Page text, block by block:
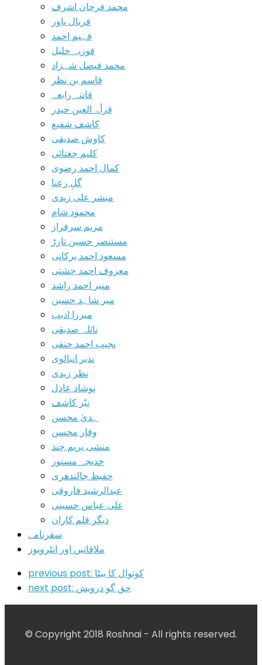
محمد فرحان اشرف
فریال یاور
فہیم احمد
فوزیہ خلیل
محمد فیصل شہزاد
قاسم بن نظر
قانتہ رابعہ
قرأۃ العین حیدر
کاشف شفیع
کاوش صدیقی
کلیم چغتائی
کمال احمد رضوی
گلِ رعنا
مبشر علی زیدی
محمود شام
مریم سرفراز
مستنصر حسین تارڑ
مسعود احمد برکاتی
معروف احمد چشتی
منیر احمد راشد
میر شاہد حسین
میرزا ادیب
نائلہ صدیقی
نجیب احمد حنفی
نذیر انبالوی
نظر زیدی
نوشاد عادل
نیّر کاشف
ہدیٰ محسن
وقار محسن
منشی پریم چند
خدیجہ مستور
حفیظ جالندھری
عبدالرشید فاروقی
علی عباس حسینی
دیگر قلم کاران
سفرنامے
ملاقاتیں اور انٹرویوز
previous post: کوتوال کا بیٹا
next post: حق گو درویش
© Copyright 2018 Roshnai - All rights reserved.